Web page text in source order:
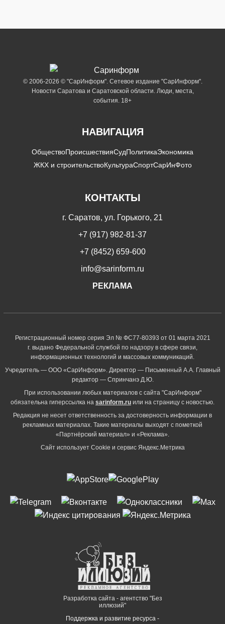
© 2006-2026 © "СарИнформ". Сетевое издание "СарИнформ".
Новости Саратова и Саратовской области. Люди, места,
события. 18+
НАВИГАЦИЯ
ОбществоПроисшествияСудПолитикаЭкономика
ЖКХ и строительствоКультураСпортСарИнФото
КОНТАКТЫ
г. Саратов, ул. Горького, 21
+7 (917) 982-81-37
+7 (8452) 659-600
info@sarinform.ru
РЕКЛАМА
Регистрационный номер серия Эл № ФС77-80393 от 01 марта 2021
г. выдано Федеральной службой по надзору в сфере связи,
информационных технологий и массовых коммуникаций.
Учредитель — ООО «СарИнформ». Директор — Письменный А.А. Главный
редактор — Спринчанэ Д.Ю.
При использовании любых материалов с сайта "СарИнформ"
обязательна гиперссылка на sarinform.ru или на страницу с новостью.
Редакция не несет ответственность за достоверность информации в
рекламных материалах. Такие материалы выходят с пометкой
«Партнёрский материал» и «Реклама».
Сайт использует Cookie и сервиc Яндекс.Метрика
Разработка сайта - агентство "Без
иллюзий"
Поддержка и развитие ресурса -